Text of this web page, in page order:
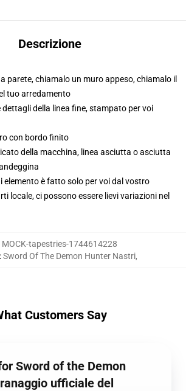
Descrizione
parete, chiamalo un muro appeso, chiamalo il
tuo arredamento
dettagli della linea fine, stampato per voi
con bordo finito
della macchina, linea asciutta o asciutta
elemento è fatto solo per voi dal vostro
locale, ci possono essere lievi variazioni nel
MOCK-tapestries-1744614228
Sword Of The Demon Hunter Nastri,
Customers Say
Sword of the Demon
ufficiale del